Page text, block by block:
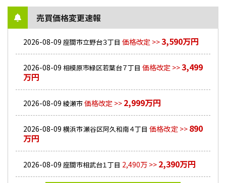
売買価格変更速報
2026-08-09 座間市立野台３丁目 価格改定 >>3,590万円
2026-08-09 相模原市緑区若葉台７丁目 価格改定 >>3,499
万円
2026-08-09 綾瀬市価格改定 >> 2,999万円
2026-08-09 横浜市瀬谷区阿久和南４丁目 価格改定 >> 890
万円
2026-08-09 座間市相武台１丁目 2,490万 >> 2,390万円